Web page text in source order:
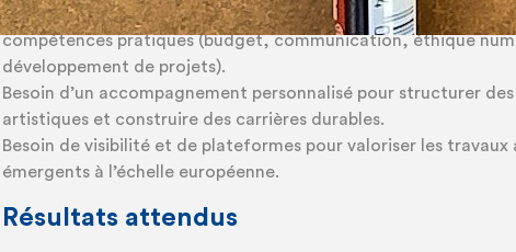
Insuffisance de ressources de formation reliant pratique
compétences pratiques (budget, communication, éthique
développement de projets).
Besoin d’un accompagnement personnalisé pour structurer
artistiques et construire des carrières durables.
Besoin de visibilité et de plateformes pour valoriser les travaux
émergents à l’échelle européenne.
Résultats attendus